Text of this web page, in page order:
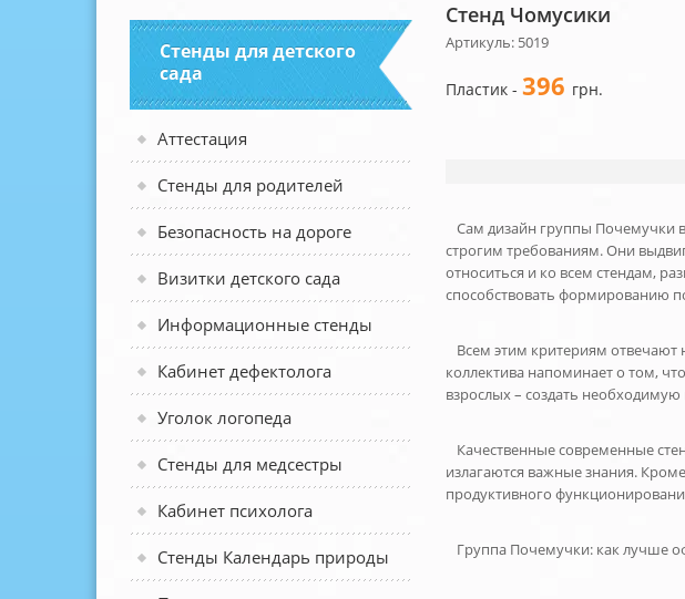
Стенды для детского
сада
Аттестация
Стенды для родителей
Безопасность на дороге
Визитки детского сада
Информационные стенды
Кабинет дефектолога
Уголок логопеда
Стенды для медсестры
Кабинет психолога
Стенды Календарь природы
Стенд Чомусики
Артикуль: 5019
Пластик - 396 грн.
Сам дизайн группы Почемучки
строгим требованиям. Они
относиться и ко всем стендам,
способствовать формированию
Всем этим критериям отвечают
коллектива напоминает о том,
взрослых – создать
Качественные современные
излагаются важные знания.
продуктивного
Группа Почемучки: как лучше